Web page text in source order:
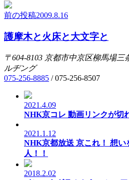
前の投稿2009.8.16
護摩木と火床と大文字と
〒604-8103 京都市中京区柳馬場三
ルヂング
075-256-8885 /075-256-8507
2021.4.09
NHK京コレ 動画リンクが切
2021.1.12
NHK京都放送 京これ！ 想
人！！
2018.2.02